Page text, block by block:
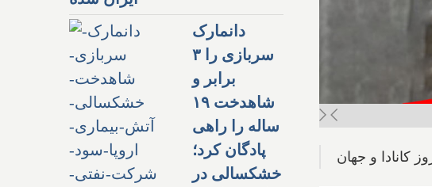
دانمارک
سربازی را ۳
برابر و
شاهدخت ۱۹
ساله را راهی
پادگان کرد؛
خشکسالی در